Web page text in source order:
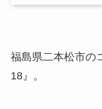
福島県二本松市の
18』。